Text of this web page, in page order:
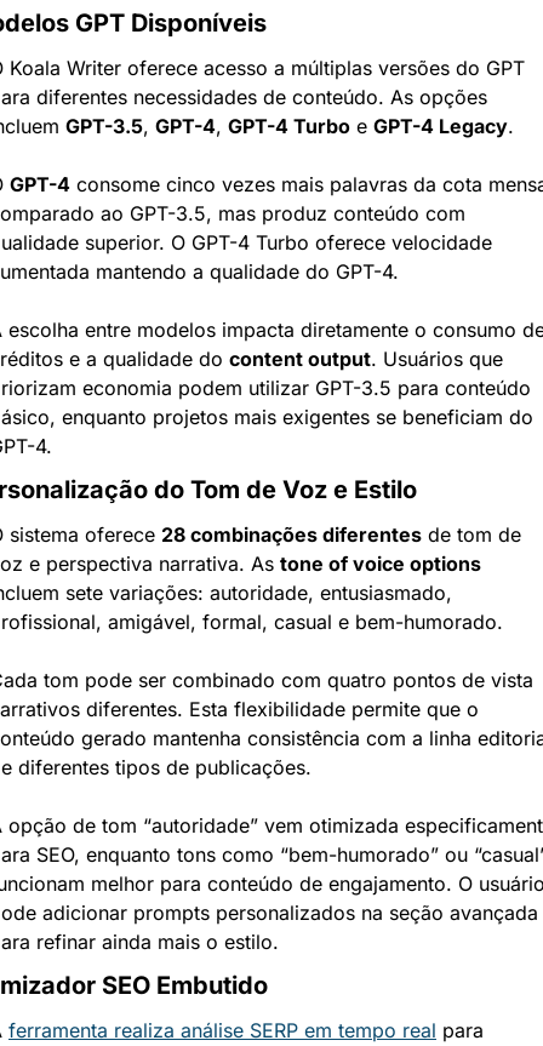
GPT Disponíveis
Koala Writer oferece acesso a múltiplas versões do GPT
diferentes necessidades de conteúdo. As opções
GPT-3.5, GPT-4, GPT-4 Turbo e GPT-4 Legacy.
GPT-4 consome cinco vezes mais palavras da cota
ao GPT-3.5, mas produz conteúdo com
superior. O GPT-4 Turbo oferece velocidade
mantendo a qualidade do GPT-4.
escolha entre modelos impacta diretamente o consumo
e a qualidade do content output. Usuários que
economia podem utilizar GPT-3.5 para conteúdo
enquanto projetos mais exigentes se beneficiam do
4.
do Tom de Voz e Estilo
sistema oferece 28 combinações diferentes de tom de
e perspectiva narrativa. As tone of voice options
sete variações: autoridade, entusiasmado,
amigável, formal, casual e bem-humorado.
tom pode ser combinado com quatro pontos de vista
diferentes. Esta flexibilidade permite que o
gerado mantenha consistência com a linha
diferentes tipos de publicações.
opção de tom “autoridade” vem otimizada
SEO, enquanto tons como “bem-humorado” ou
melhor para conteúdo de engajamento. O
adicionar prompts personalizados na seção avançada
refinar ainda mais o estilo.
SEO Embutido
ferramenta realiza análise SERP em tempo real para